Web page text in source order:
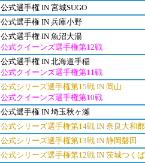
公式選手権 IN 宮城SUGO
公式選手権 IN 兵庫小野
公式選手権 IN 魚沼大湯
公式クイーンズ選手権第12戦
公式選手権 IN 北海道手稲
公式クイーンズ選手権第11戦
公式シリーズ選手権第15戦 IN 岡山
公式クイーンズ選手権第10戦
公式選手権 IN 埼玉秋ヶ瀬
公式シリーズ選手権第14戦 IN 奈良大和
公式シリーズ選手権第13戦 IN 静岡磐田
公式シリーズ選手権第12戦 IN 茨城つくば